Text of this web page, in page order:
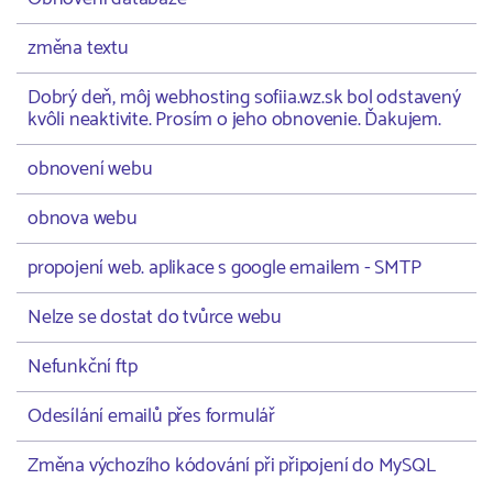
změna textu
Dobrý deň, môj webhosting sofiia.wz.sk bol odstavený
kvôli neaktivite. Prosím o jeho obnovenie. Ďakujem.
obnovení webu
obnova webu
propojení web. aplikace s google emailem - SMTP
Nelze se dostat do tvůrce webu
Nefunkční ftp
Odesílání emailů přes formulář
Změna výchozího kódování při připojení do MySQL